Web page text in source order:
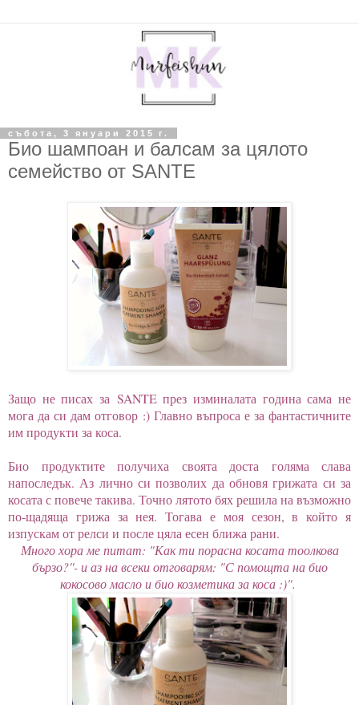
събота, 3 януари 2015 г.
Био шампоан и балсам за цялото
семейство от SANTE
Защо не писах за SANTE през изминалата година сама не
мога да си дам отговор :) Главно въпроса е за фантастичните
им продукти за коса.
Био продуктите получиха своята доста голяма слава
напоследък. Аз лично си позволих да обновя грижата си за
косата с повече такива. Точно лятото бях решила на възможно
по-щадяща грижа за нея. Тогава е моя сезон, в който я
изпускам от релси и после цяла есен ближа рани.
Много хора ме питат: "Как ти порасна косата тоолкова
бързо?''- и аз на всеки отговарям: "С помощта на био
кокосово масло и био козметика за коса :)".